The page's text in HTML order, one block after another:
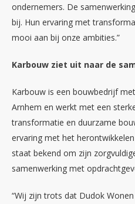
ondernemers. De
bij. Hun ervaring met
mooi aan bij onze ambities.”
Karbouw ziet uit naar de
Karbouw is een bouwbedrijf
Arnhem en werkt met een
transformatie en duurzame
ervaring met het
staat bekend om zijn
samenwerking met
“Wij zijn trots dat Dudok